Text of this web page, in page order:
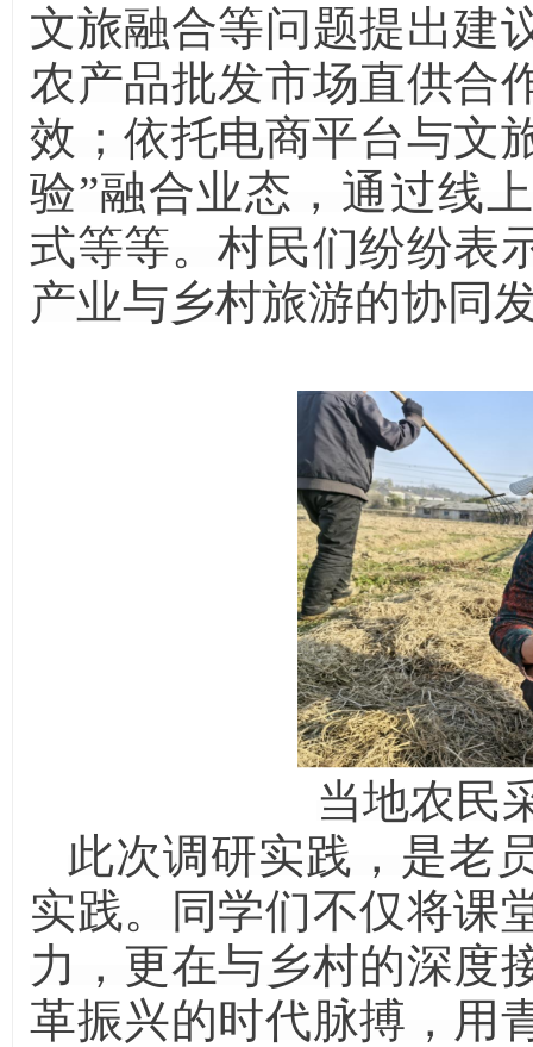
文旅融合等问题提出建
农产品批发市场直供合
效；依托电商平台与文
验”融合业态，通过线
式等等。村民们纷纷表
产业与乡村旅游的协同
当地农民
此次调研实践，是老
实践。同学们不仅将课
力，更在与乡村的深度
革振兴的时代脉搏，用